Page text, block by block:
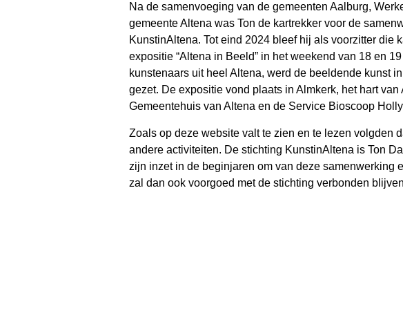
Na de samenvoeging van de gemeenten Aalburg,
gemeente Altena was Ton de kartrekker voor de
KunstinAltena. Tot eind 2024 bleef hij als voorzitter die
expositie “Altena in Beeld” in het weekend van 18 en
kunstenaars uit heel Altena, werd de beeldende kunst
gezet. De expositie vond plaats in Almkerk, het hart van
Gemeentehuis van Altena en de Service Bioscoop
Zoals op deze website valt te zien en te lezen volgden
andere activiteiten. De stichting KunstinAltena is Ton
zijn inzet in de beginjaren om van deze samenwerking
zal dan ook voorgoed met de stichting verbonden